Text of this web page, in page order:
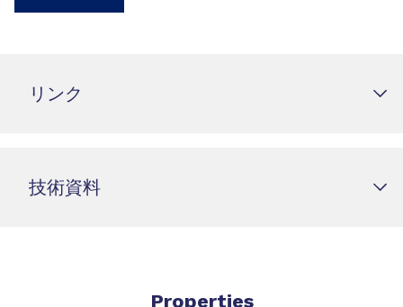
リンク
技術資料
Properties